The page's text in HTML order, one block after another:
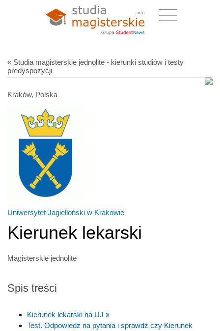
« Studia magisterskie jednolite - kierunki studiów i testy
predyspozycji
Kraków, Polska
Uniwersytet Jagielloński w Krakowie
Kierunek lekarski
Magisterskie jednolite
Spis treści
Kierunek lekarski na UJ »
Test. Odpowiedz na pytania i sprawdź czy Kierunek